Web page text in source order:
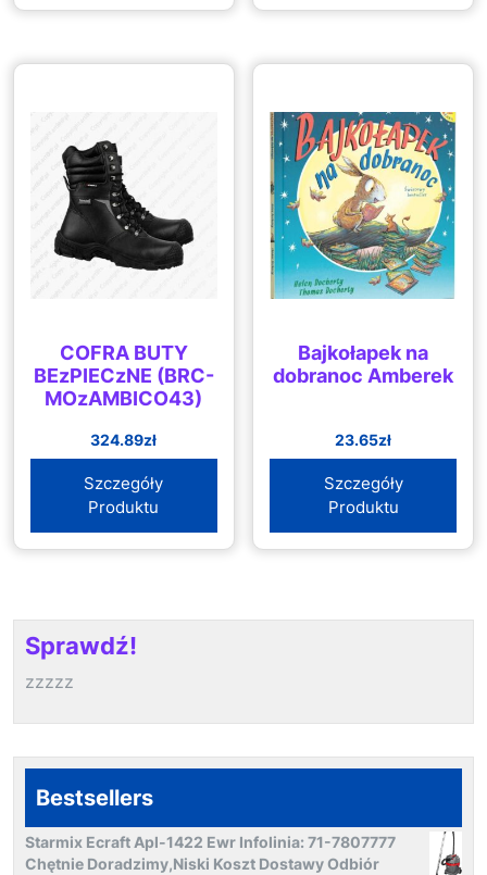
COFRA BUTY
BEzPIECzNE (BRC-
MOzAMBICO43)
324.89zł
Szczegóły
Produktu
Bajkołapek na
dobranoc Amberek
23.65zł
Szczegóły
Produktu
Sprawdź!
zzzzz
Bestsellers
Starmix Ecraft Apl-1422 Ewr Infolinia: 71-7807777
Chętnie Doradzimy,Niski Koszt Dostawy Odbiór